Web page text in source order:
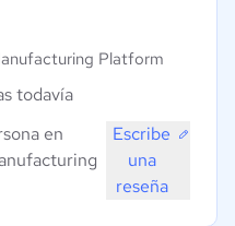
Platform
todavía
en
Escribe
una
reseña